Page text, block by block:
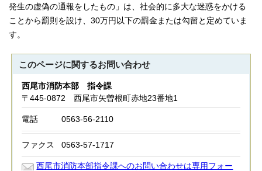
発生の虚偽の通報をしたもの」は、社会的に多大な迷惑をかける
ことから罰則を設け、30万円以下の罰金または勾留と定めていま
す。
このページに関するお問い合わせ
西尾市消防本部 指令課
〒445-0872 西尾市矢曽根町赤地23番地1
電話 0563-56-2110
ファクス 0563-57-1717
西尾市消防本部指令課へのお問い合わせは専用フォー